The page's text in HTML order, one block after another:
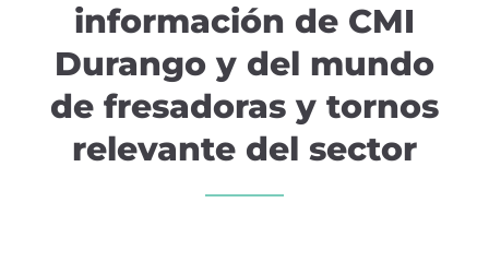
información de CMI
Durango y del mundo
de fresadoras y tornos
relevante del sector